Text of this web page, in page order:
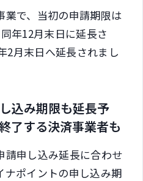
業で、当初の申請期限は
年12月末日に延長さ
2月末日へ延長されまし
込み期限も延長予
了する決済事業者も
請申し込み延長に合わせ
ナポイントの申し込み期